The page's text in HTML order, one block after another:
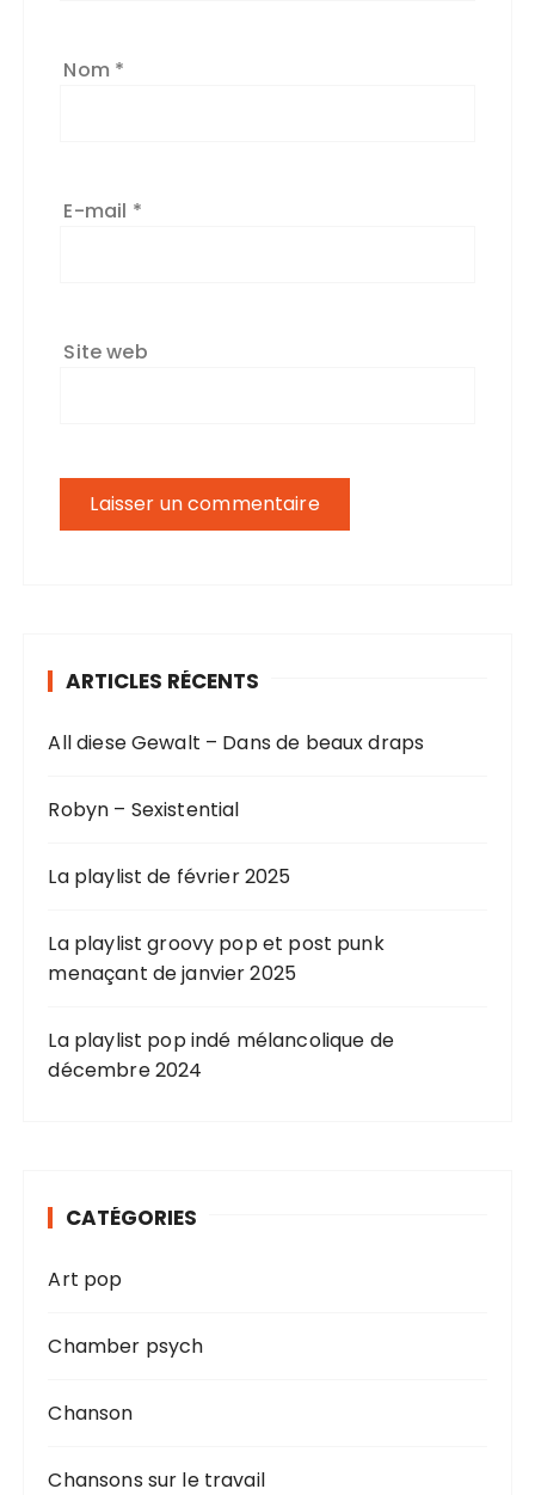
Nom *
E-mail *
Site web
ARTICLES RÉCENTS
All diese Gewalt – Dans de beaux draps
Robyn – Sexistential
La playlist de février 2025
La playlist groovy pop et post punk
menaçant de janvier 2025
La playlist pop indé mélancolique de
décembre 2024
CATÉGORIES
Art pop
Chamber psych
Chanson
Chansons sur le travail